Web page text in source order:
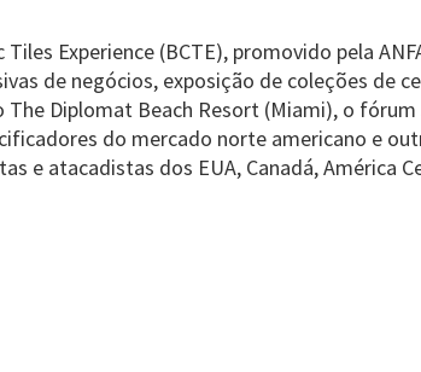
Experience (BCTE), promovido pela
de negócios, exposição de coleções de
The Diplomat Beach Resort (Miami), o
do mercado norte americano e
e atacadistas dos EUA, Canadá, América